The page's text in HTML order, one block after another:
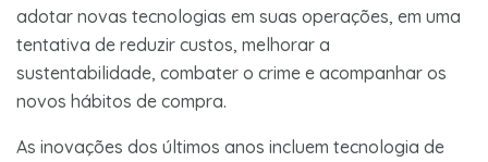
adotar novas tecnologias em suas operações, em uma
tentativa de reduzir custos, melhorar a
sustentabilidade, combater o crime e acompanhar os
novos hábitos de compra.
As inovações dos últimos anos incluem tecnologia de